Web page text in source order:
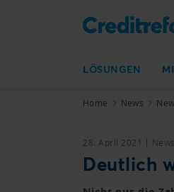
LÖSUNGEN
Home News
28. April 2021
Deutlich